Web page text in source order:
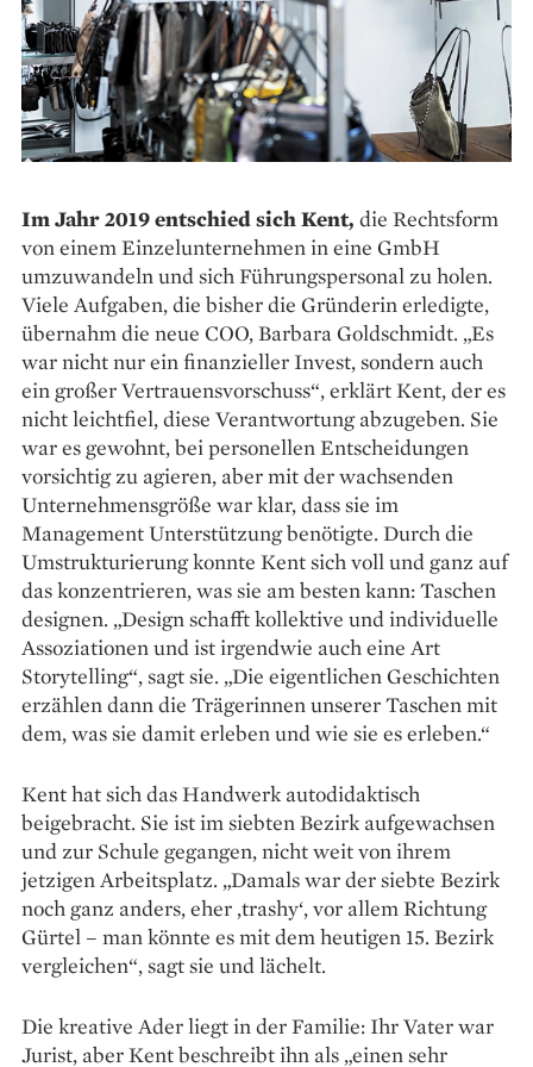
Im Jahr 2019 entschied sich Kent, die Rechtsform
von einem Einzelunternehmen in eine GmbH
umzuwandeln und sich Führungspersonal zu holen.
Viele Aufgaben, die bisher die Gründerin erledigte,
übernahm die neue COO, Barbara Goldschmidt. „Es
war nicht nur ein finanzieller Invest, sondern auch
ein großer Vertrauensvorschuss“, erklärt Kent, der es
nicht leichtfiel, diese Verantwortung abzugeben. Sie
war es gewohnt, bei personellen Entscheidungen
vorsichtig zu agieren, aber mit der wachsenden
Unternehmensgröße war klar, dass sie im
Management Unterstützung benötigte. Durch die
Umstrukturierung konnte Kent sich voll und ganz auf
das konzentrieren, was sie am besten kann: Taschen
designen. „Design schafft kollektive und individuelle
Assoziationen und ist irgendwie auch eine Art
Storytelling“, sagt sie. „Die eigentlichen Geschichten
erzählen dann die Trägerinnen unserer Taschen mit
dem, was sie damit erleben und wie sie es erleben.“
Kent hat sich das Handwerk autodidaktisch
beigebracht. Sie ist im siebten Bezirk aufgewachsen
und zur Schule gegangen, nicht weit von ihrem
jetzigen Arbeitsplatz. „Damals war der siebte Bezirk
noch ganz anders, eher ‚trashy‘, vor allem Richtung
Gürtel – man könnte es mit dem heutigen 15. Bezirk
vergleichen“, sagt sie und lächelt.
Die kreative Ader liegt in der Familie: Ihr Vater war
Jurist, aber Kent beschreibt ihn als „einen sehr